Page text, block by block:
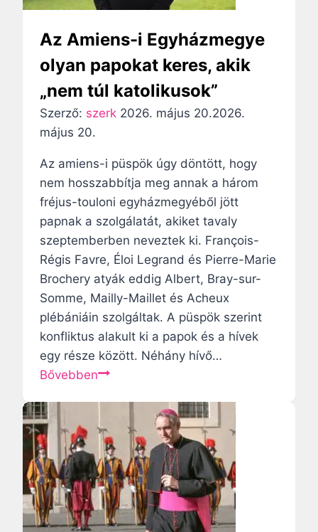
Az Amiens-i Egyházmegye
olyan papokat keres, akik
„nem túl katolikusok”
Szerző: szerk 2026. május 20.2026.
május 20.
Az amiens-i püspök úgy döntött, hogy
nem hosszabbítja meg annak a három
fréjus-touloni egyházmegyéből jött
papnak a szolgálatát, akiket tavaly
szeptemberben neveztek ki. François-
Régis Favre, Éloi Legrand és Pierre-Marie
Brochery atyák eddig Albert, Bray-sur-
Somme, Mailly-Maillet és Acheux
plébániáin szolgáltak. A püspök szerint
konfliktus alakult ki a papok és a hívek
egy része között. Néhány hívő…
BővebbenA
m
e
n
s
-